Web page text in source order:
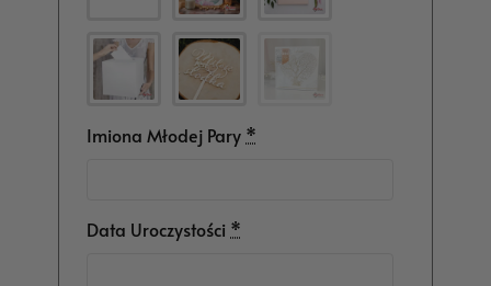
Imiona Młodej Pary *
Data Uroczystości *